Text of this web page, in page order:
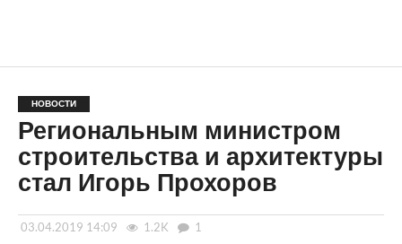
НОВОСТИ
Региональным министром
строительства и архитектуры
стал Игорь Прохоров
03.04.2019 14:09 1.2K 1